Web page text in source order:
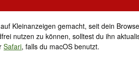
Kleinanzeigen gemacht, seit dein
nutzen zu können, solltest du ihn
Safari, falls du macOS benutzt.